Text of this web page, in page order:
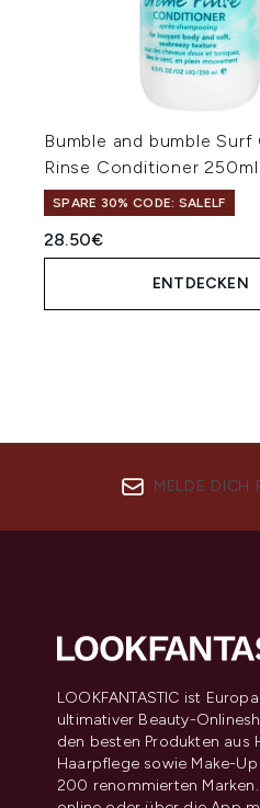
Bumble and bumble Surf
Rinse Conditioner 250ml
SPARE 30% CODE: SALELF
28.50€
ENTDECKEN
MELDE DICH
LOOKFANTASTIC ist
ultimativer Beauty-
den besten Produkten aus
Haarpflege sowie Make-
200 renommierten